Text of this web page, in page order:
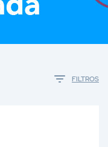
FILTROS